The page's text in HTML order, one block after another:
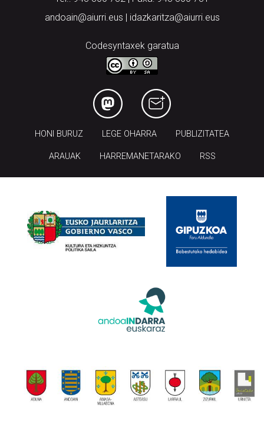
andoain@aiurri.eus | idazkaritza@aiurri.eus
Codesyntaxek garatua
HONI BURUZ LEGE OHARRA PUBLIZITATEA
ARAUAK HARREMANETARAKO RSS